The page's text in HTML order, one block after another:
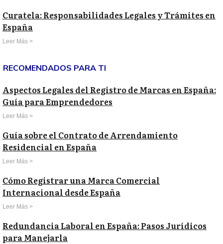
Curatela: Responsabilidades Legales y Trámites en
España
Leer Más >
RECOMENDADOS PARA TI
Aspectos Legales del Registro de Marcas en España:
Guía para Emprendedores
Leer Más >
Guía sobre el Contrato de Arrendamiento
Residencial en España
Leer Más >
Cómo Registrar una Marca Comercial
Internacional desde España
Leer Más >
Redundancia Laboral en España: Pasos Jurídicos
para Manejarla